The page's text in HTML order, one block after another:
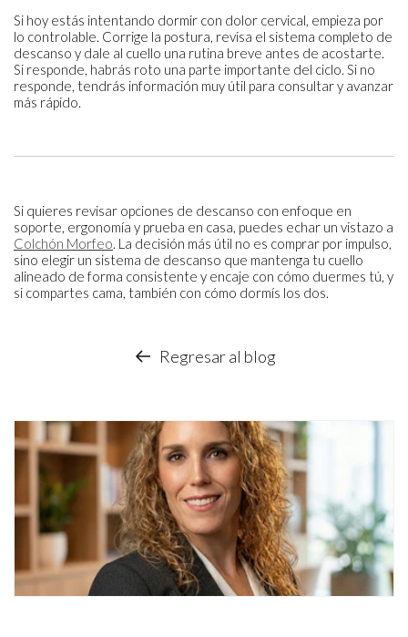
Si hoy estás intentando dormir con dolor cervical, empieza por
lo controlable. Corrige la postura, revisa el sistema completo de
descanso y dale al cuello una rutina breve antes de acostarte.
Si responde, habrás roto una parte importante del ciclo. Si no
responde, tendrás información muy útil para consultar y avanzar
más rápido.
Si quieres revisar opciones de descanso con enfoque en
soporte, ergonomía y prueba en casa, puedes echar un vistazo a
Colchón Morfeo. La decisión más útil no es comprar por impulso,
sino elegir un sistema de descanso que mantenga tu cuello
alineado de forma consistente y encaje con cómo duermes tú, y
si compartes cama, también con cómo dormís los dos.
Regresar al blog